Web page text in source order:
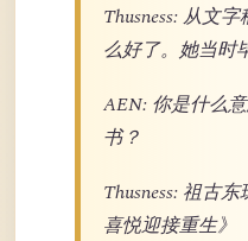
Thusness: 从文
么好了。她当时
AEN: 你是什么
书？
Thusness: 祖古
喜悦迎接重生》